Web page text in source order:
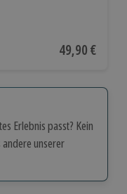
BewertungenAktueller
49,90 €
Erlebnis passt? Kein
unserer